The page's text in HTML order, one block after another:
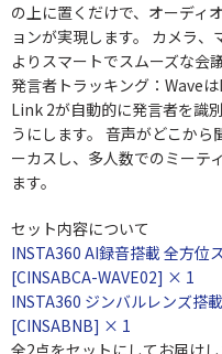
の上に置くだけで、オーディ
ョンが実現します。 カメラ、
よりスマートでスムーズな会
発言者トラッキング：Wave
Link 2が自動的に発言者を識
うにします。 音声がどこか
ーカスし、多人数でのミーテ
ます。
セット内容について
INSTA360 AI録音搭載 全方位
[CINSABCA-WAVE02] × 1
INSTA360 ジンバルレンズ搭
[CINSABNB] × 1
全2点をセットにしてお届けし